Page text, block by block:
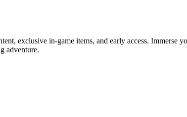
exclusive in-game items, and early access. Immerse
adventure.